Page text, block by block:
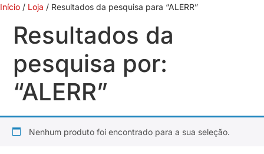
Início / Loja / Resultados da pesquisa para “ALERR”
Resultados da
pesquisa por:
“ALERR”
Nenhum produto foi encontrado para a sua seleção.